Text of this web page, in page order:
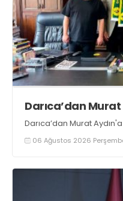
Darıca’dan
Darıca’dan Murat
06 Ağustos 2026